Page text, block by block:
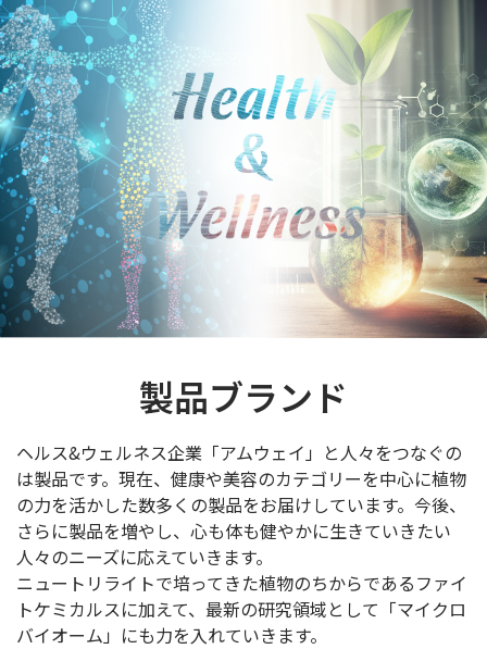
製品ブランド
ヘルス&ウェルネス企業「アムウェイ」と人々をつなぐの
は製品です。 現在、健康や美容のカテゴリーを中心に植物
の力を活かした数多くの製品をお届けしています。 今後、
さらに製品を増やし、 心も体も健やかに生きていきたい
人々のニーズに応えていきます。
ニュートリライトで培ってきた植物のちからであるファイ
トケミカルスに加えて、最新の研究領域として「マイクロ
バイオーム」にも力を入れていきます。